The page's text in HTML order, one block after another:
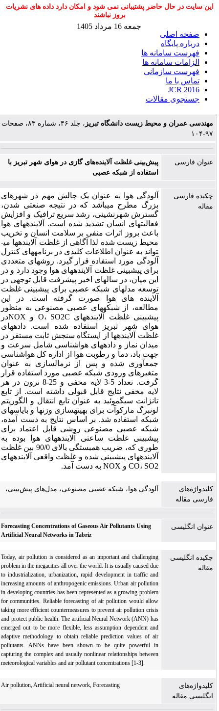
این سایت در حال حاضر پشتیبانی نمی شود و امکان دارد داده های نشریات
بروز نباشند
صفحه اصلی
درباره پایگاه
فهرست سامانه ها
الزامات سامانه ها
فهرست سازمانی
تماس با ما
JCR 2016
جستجوی مقالات
جمعه 16 مرداد 1405
مهندسی عمران و محیط زیست دانشگاه تبریز
، جلد ۴۶، شماره ۸۳، صفحات
۹۷-۱۰۴
عنوان فارسی
پیش‌بینی غلظت آلاینده‌های گازی در هوای شهر تبریز با
استفاده از شبکه عصبی
چکیده فارسی
مقاله
آلودگی هوا به عنوان یک چالش مهم در شهرهای
بزرگ مطرح می­باشد که در نتیجه صنعتی شدن،
گسترش شهرنشینی، رشد سریع ترافیک و افزایش
فعالیت­های انسان تشدید شده است. آلاینده­های هوا
باعث بروز اثرات منفی بر سلامت انسان و تخریب
محیط زیست شده لذا آگاهی از غلظت آلاینده­ها می­
تواند به عنوان اطلاعات کلیدی در برنامه­های کنترل
آلودگی مورد استفاده قرار گیرد. روش­های متعددی
برای پیش­بینی غلظت آلاینده­های هوا وجود دارد و در
این میان، در سال­های اخیر پیشرفت قابل توجهی در
توسعه مدل­های شبکه عصبی برای پیش­بینی غلظت
آلاینده های هوا صورت گرفته است. در این
مطالعه، از شبکه­های عصبی مصنوعی به منظور
پیش­بینی غلظت آلاینده­های C‏O، SO2 و NOXدر
هوای شهر تبریز استفاده شده است. داده­های
غلظت آلاینده­ها از ایستگاه سنجش ثابت مستقر در
میدان نماز و داده­های هواشناسی شامل سرعت و
جهت باد، دما و رطوبت هوا از اداره کل هواشناسی
جمع­آوری شده و پس از نرمال­سازی به عنوان
متغیرهای ورودی شبکه عصبی مورد استفاده قرار
گرفت. تعداد 5-3 لایه مخفی و 25-8 نرون در هر
لایه مخفی نتایج قابل قبولی داشته است. از تابع
تانژانت سیگموئید به عنوان تابع انتقال و الگوریتم
لونبرگ مارکوآت برای بهینه­سازی وزن­ها و بایاس­های
شبکه استفاده شد. بر اساس نتایج به دست آمده،
شبکه عصبی مصنوعی روشی قابل اعتماد برای
پیش­بینی غلظت ساعتی آلاینده­های هوا بوده به
طوری که، ضریب همبستگی بالای 90/0 بین غلظت
آلاینده­های پیش­بینی شده و غلظت واقعی آلاینده­های
CO، SO2 و NOX به دست آمد.
کلیدواژه‌های
فارسی مقاله
آلودگی هوا، شبکه عصبی مصنوعی، مدل‌های پیش‌بینی،
عنوان انگلیسی
Forecasting Concentrations of Gaseous Air Pollutants Using
Artificial Neural Networks in Tabriz
چکیده انگلیسی
مقاله
Today, air pollution is considered as an important and challenging
problem in the megacities all over the world. It is usually caused due
to industrialization, urbanization, rapid development in traffic and
increasing amounts of anthropogenic emissions. Urban air pollution
in developing countries has been represented as a growing problem
for communities. Reliable forecasting of air pollution would allow
taking more efficient countermeasures to prevent air pollution crisis
and protect public health. The artificial Neural Network (ANN) has
emerged out to be more flexible, less assumption dependent and
adaptive methodology to obtain reliable prediction values of air
pollutants. ANNs have been shown to be quite powerful in
capturing the complex and usually nonlinear relationships between
meteorological variables and air pollutant concentrations [1-3].
کلیدواژه‌های
انگلیسی مقاله
Air pollution, Artificial neural network, Forecasting